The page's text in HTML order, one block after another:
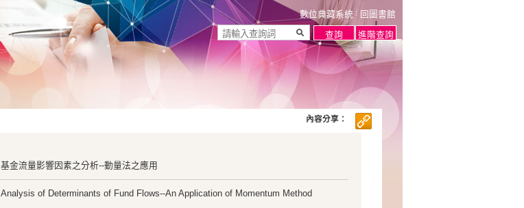
數位典藏系統 回圖書館
基金流量影響因素之分析--動量法之應用
Analysis of Determinants of Fund Flows--An Application of Momentum Method
內容分享：